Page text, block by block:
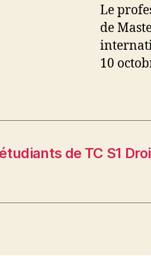
Le
de
10
de TC S1